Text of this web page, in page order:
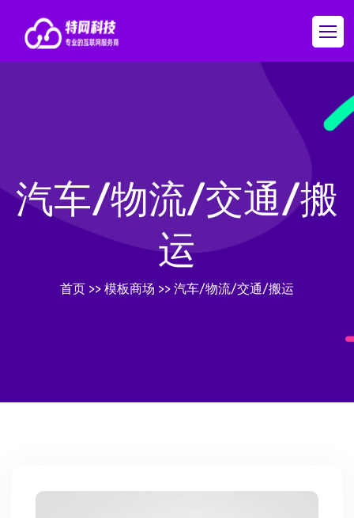
汽车/物流/交通/搬
运
首页 >> 模板商场 >> 汽车/物流/交通/搬运